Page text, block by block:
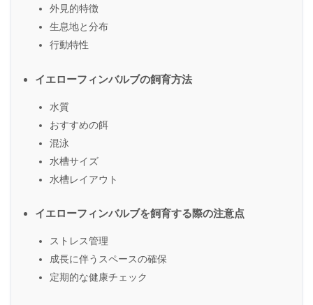
外見的特徴
生息地と分布
行動特性
イエローフィンバルブの飼育方法
水質
おすすめの餌
混泳
水槽サイズ
水槽レイアウト
イエローフィンバルブを飼育する際の注意点
ストレス管理
成長に伴うスペースの確保
定期的な健康チェック